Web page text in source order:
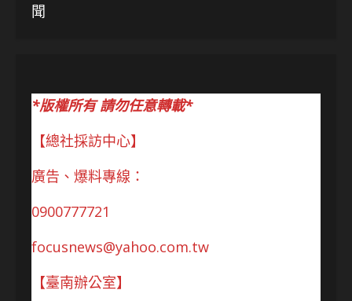
聞
*版權所有 請勿任意轉載*
【總社採訪中心】
廣告、爆料專線：
0900777721
focusnews@yahoo.com.tw
【臺南辦公室】